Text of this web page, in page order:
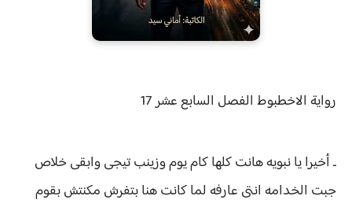
رواية الاخطبوط الفصل السابع عشر 17
ـ أخيرا يا نبويه هانت كلها كام يوم وزينب تيجى وابقى خلاص
جبت الخدامه انتى عارفه لما كانت هنا بتفرش مكنتش بقوم